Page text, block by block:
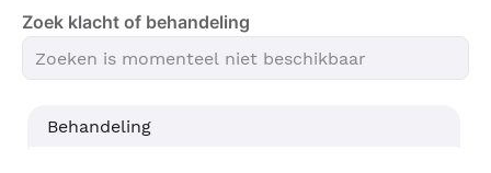
dat de wond niet gesloten wordt, in dat geval wordt
de wond verbonden en kan het een aantal weken
duren voordat dit dicht is.
De eerste dagen na de ingreep verschijnt er een
Zoek klacht of behandeling
Behandeling